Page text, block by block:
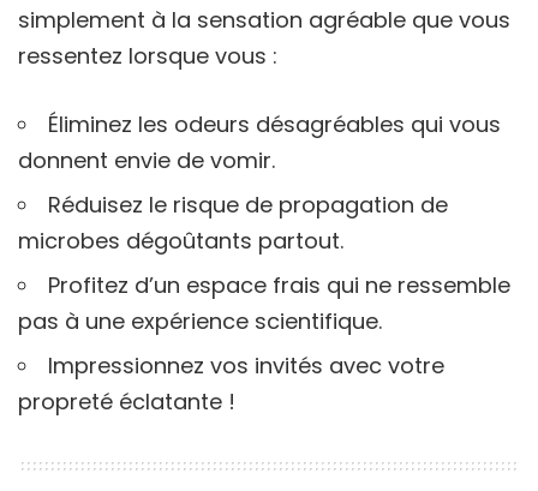
simplement à la sensation agréable que vous
ressentez lorsque vous :
Éliminez les odeurs désagréables qui vous
donnent envie de vomir.
Réduisez le risque de propagation de
microbes dégoûtants partout.
Profitez d’un espace frais qui ne ressemble
pas à une expérience scientifique.
Impressionnez vos invités avec votre
propreté éclatante !